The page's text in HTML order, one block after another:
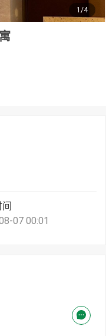
1/4
07 00:01